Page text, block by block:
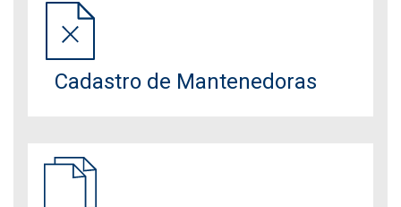
Cadastro de Mantenedoras